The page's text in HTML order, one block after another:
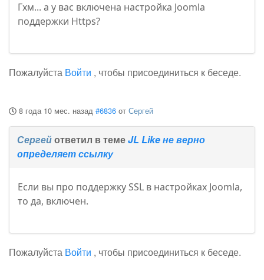
Гхм... а у вас включена настройка Joomla
поддержки Https?
Пожалуйста Войти , чтобы присоединиться к беседе.
8 года 10 мес. назад #6836 от Сергей
Сергейответил в темеJL Like не верно
определяет ссылку
Если вы про поддержку SSL в настройках Joomla,
то да, включен.
Пожалуйста Войти , чтобы присоединиться к беседе.